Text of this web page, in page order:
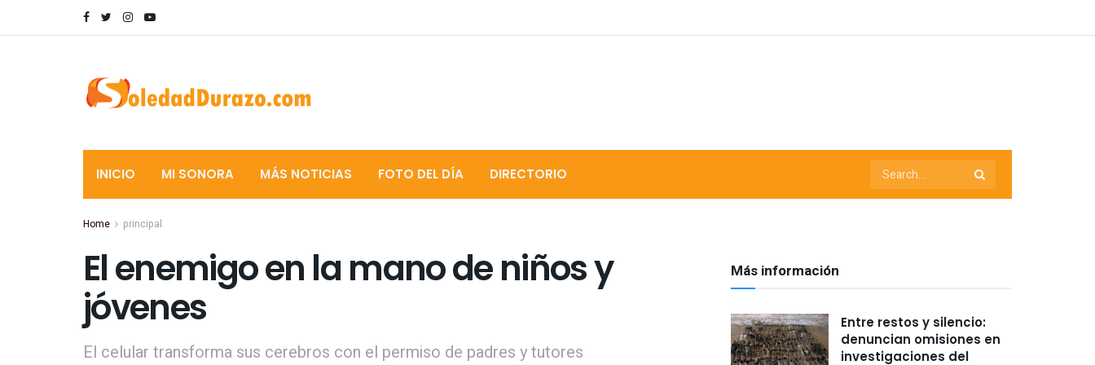
INICIO MI SONORA MÁS NOTICIAS FOTO DEL DÍA DIRECTORIO
Home principal
El enemigo en la mano de niños y
jóvenes
El celular transforma sus cerebros con el permiso de padres y tutores
Más información
Entre restos y silencio:
denuncian omisiones en
investigaciones del